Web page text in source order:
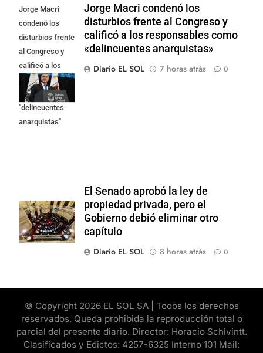
Jorge Macri
condenó los
disturbios frente
al Congreso y
calificó a los
responsables
como
"delincuentes
anarquistas"
Jorge Macri condenó los
disturbios frente al Congreso y
calificó a los responsables como
«delincuentes anarquistas»
Diario EL SOL
7 horas atrás 0
El Senado aprobó la ley de
propiedad privada, pero el
Gobierno debió eliminar otro
capítulo
Diario EL SOL
8 horas atrás 0
© Copyright 2026 EL SOL SA | Todos los derechos
reservados. Queda prohibida la reproducción total o
parcial del presente diario. Director: Horacio Schivintt.
Clasificados y Edictos: 4257-6325 Interno 101 Mail: